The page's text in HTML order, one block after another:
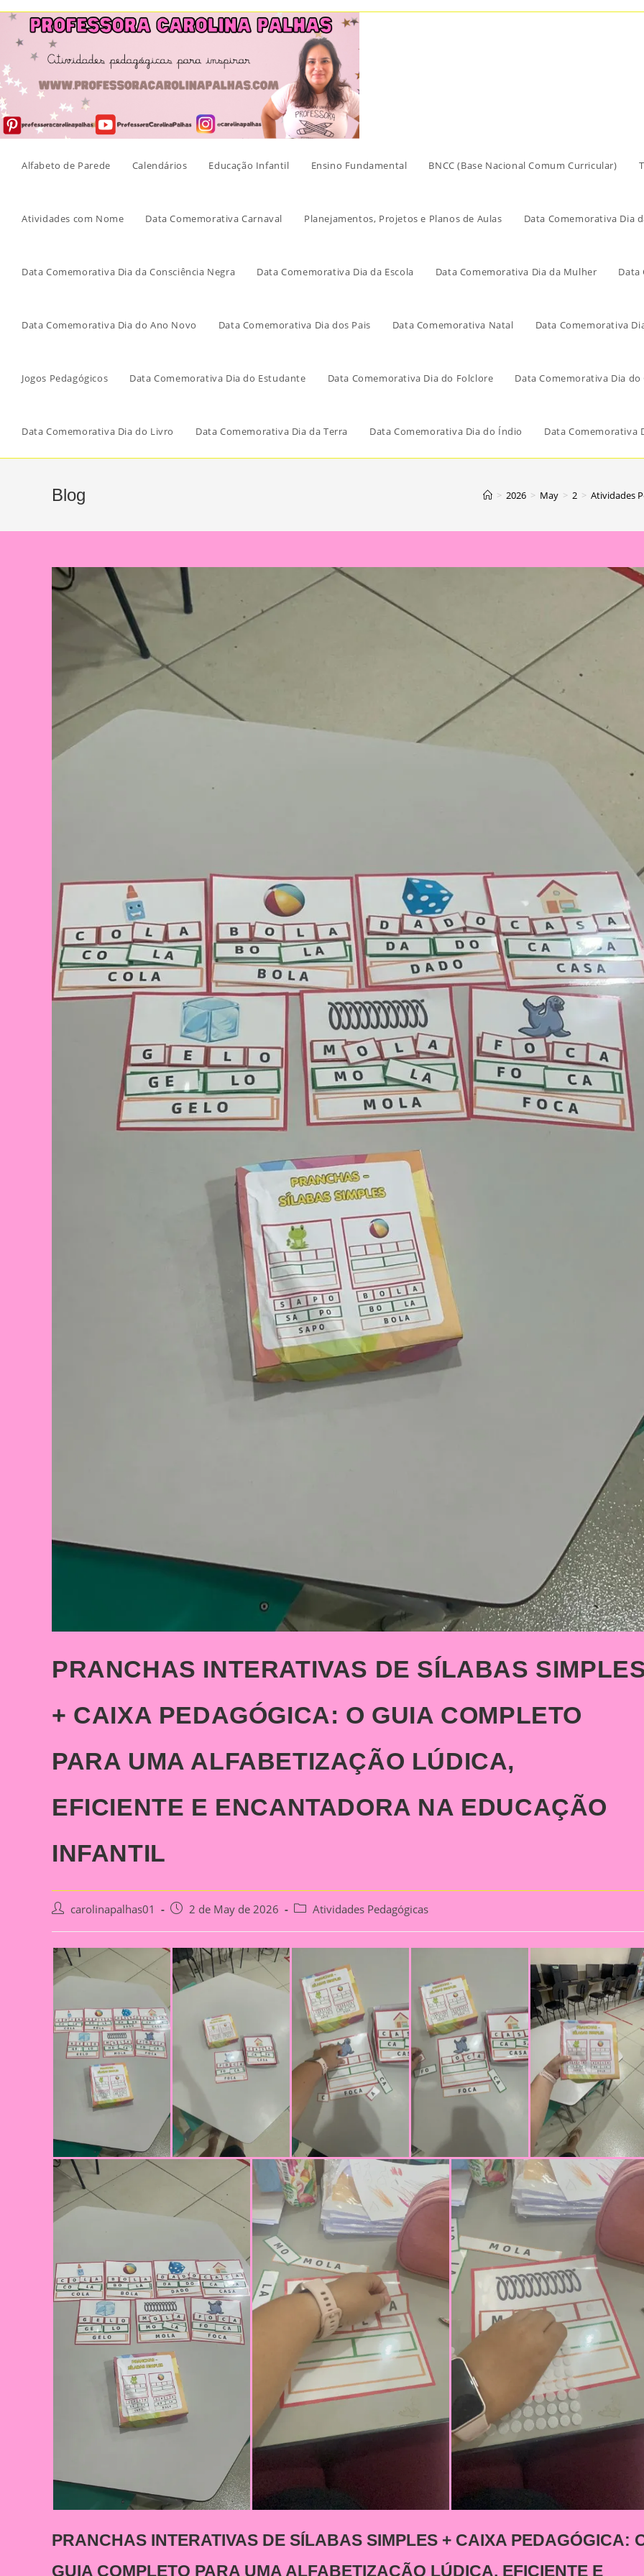
Skip
content
Alfabeto de Parede Calendários Educação Infantil Ensino Fundamental BNCC (Base Nacional Comum Curricular)
Atividades com Nome Data Comemorativa Carnaval Planejamentos, Projetos e Planos de Aulas Data Comemorativa Dia
Data Comemorativa Dia da Consciência Negra Data Comemorativa Dia da Escola Data Comemorativa Dia da Mulher Data
Data Comemorativa Dia do Ano Novo Data Comemorativa Dia dos Pais Data Comemorativa Natal Data Comemorativa
Jogos Pedagógicos Data Comemorativa Dia do Estudante Data Comemorativa Dia do Folclore Data Comemorativa Dia do
Data Comemorativa Dia do Livro Data Comemorativa Dia da Terra Data Comemorativa Dia do Índio Data Comemorativa
Blog > 2026 > May > 2 > Atividades
PRANCHAS INTERATIVAS DE SÍLABAS
+ CAIXA PEDAGÓGICA: O GUIA COMPLETO
PARA UMA ALFABETIZAÇÃO LÚDICA,
EFICIENTE E ENCANTADORA NA EDUCAÇÃO
INFANTIL
Post carolinapalhas01
Post 2 de May de 2026
PostAtividades Pedagógicas
PRANCHAS INTERATIVAS DE SÍLABAS SIMPLES + CAIXA PEDAGÓGICA:
GUIA COMPLETO PARA UMA ALFABETIZAÇÃO LÚDICA, EFICIENTE E